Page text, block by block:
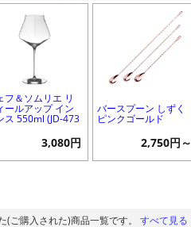
フ＆ソムリエ リ
ールアップ イン
ス 550ml (JD-473
3,080円
バースプーン しずく
ピンクゴールド
2,750円～
(ご購入された)商品一覧です。 すべて見る